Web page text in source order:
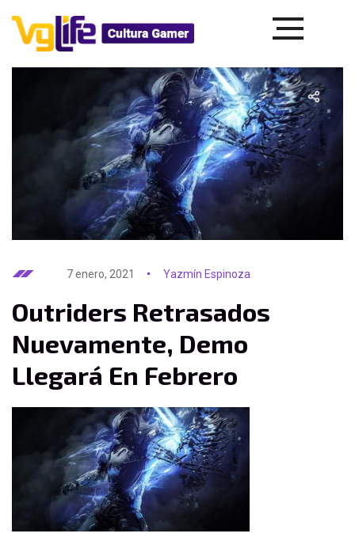
7 enero, 2021 Yazmín Espinoza
Outriders Retrasados ​​
Nuevamente, Demo
Llegará En Febrero